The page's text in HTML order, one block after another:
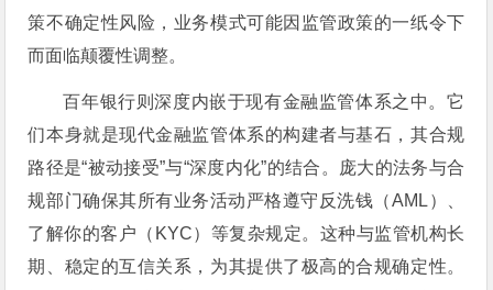
策不确定性风险，业务模式可能因监管政策的一纸令下
而面临颠覆性调整。
百年银行则深度内嵌于现有金融监管体系之中。它
们本身就是现代金融监管体系的构建者与基石，其合规
路径是“被动接受”与“深度内化”的结合。庞大的法务与合
规部门确保其所有业务活动严格遵守反洗钱（AML）、
了解你的客户（KYC）等复杂规定。这种与监管机构长
期、稳定的互信关系，为其提供了极高的合规确定性。